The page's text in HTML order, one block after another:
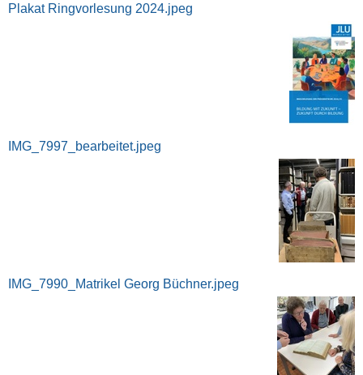
Plakat Ringvorlesung 2024.jpeg
IMG_7997_bearbeitet.jpeg
IMG_7990_Matrikel Georg Büchner.jpeg